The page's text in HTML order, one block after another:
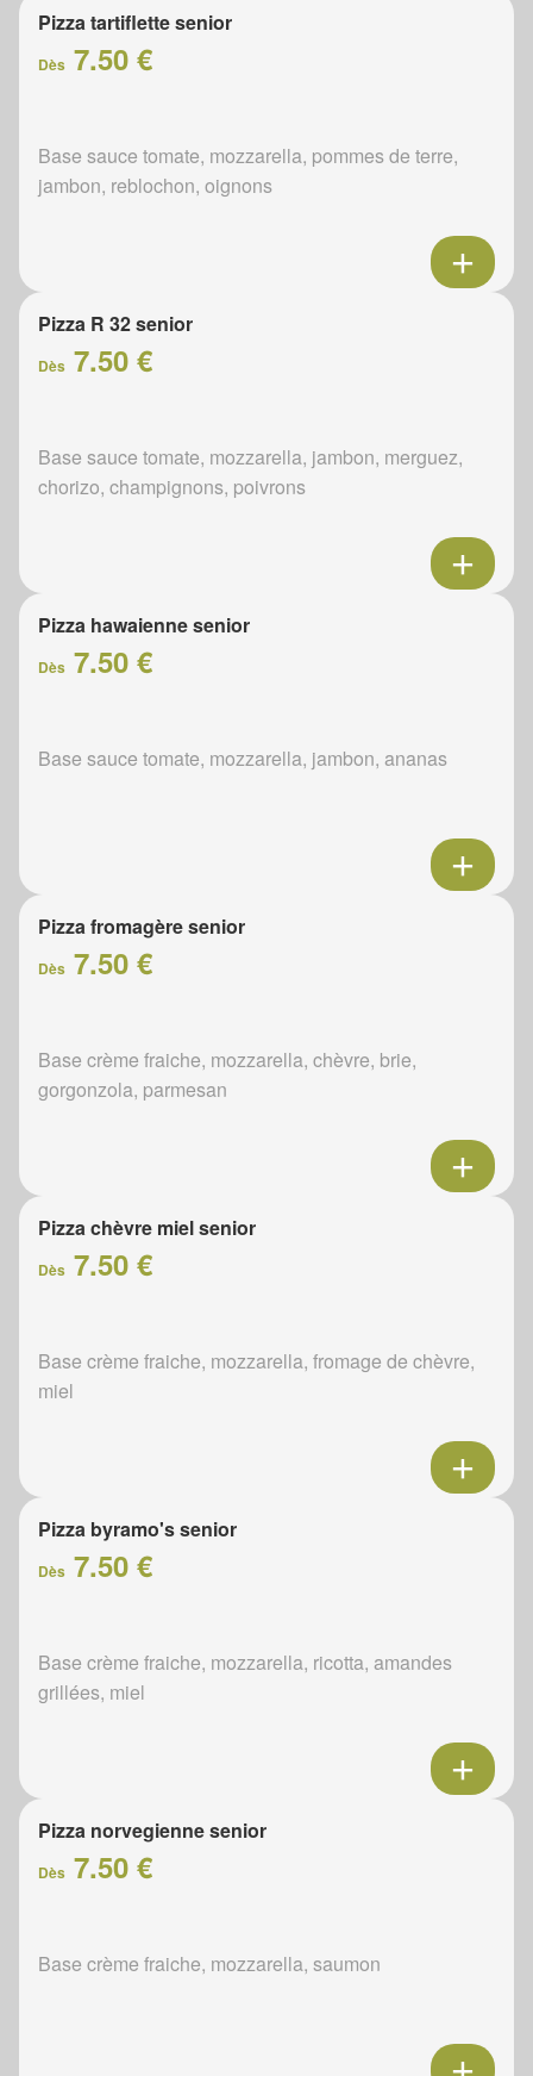
Pizza tartiflette senior
Dès 7.50 €
Base sauce tomate, mozzarella, pommes de terre,
jambon, reblochon, oignons
Pizza R 32 senior
Dès 7.50 €
Base sauce tomate, mozzarella, jambon, merguez,
chorizo, champignons, poivrons
Pizza hawaienne senior
Dès 7.50 €
Base sauce tomate, mozzarella, jambon, ananas
Pizza fromagère senior
Dès 7.50 €
Base crème fraiche, mozzarella, chèvre, brie,
gorgonzola, parmesan
Pizza chèvre miel senior
Dès 7.50 €
Base crème fraiche, mozzarella, fromage de chèvre,
miel
Pizza byramo's senior
Dès 7.50 €
Base crème fraiche, mozzarella, ricotta, amandes
grillées, miel
Pizza norvegienne senior
Dès 7.50 €
Base crème fraiche, mozzarella, saumon